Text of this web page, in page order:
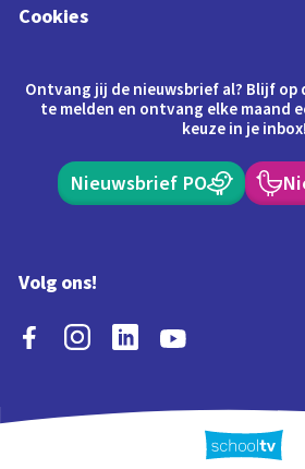
Cookies
Ontvang jij de nieuwsbrief al? Blijf op
te melden en ontvang elke maand
keuze in je inbox!
Nieuwsbrief PO
Volg ons!